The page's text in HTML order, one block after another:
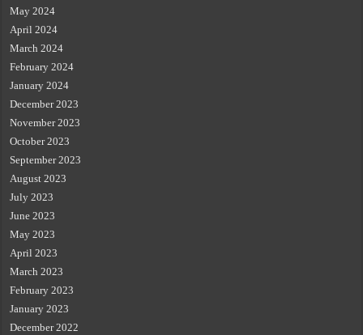
May 2024
April 2024
March 2024
February 2024
January 2024
December 2023
November 2023
October 2023
September 2023
August 2023
July 2023
June 2023
May 2023
April 2023
March 2023
February 2023
January 2023
December 2022